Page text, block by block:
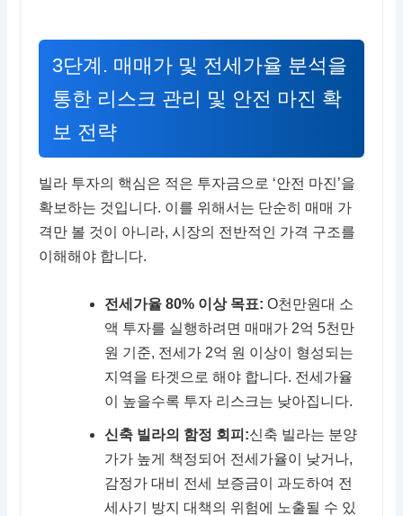
3단계. 매매가 및 전세가율 분석을
통한 리스크 관리 및 안전 마진 확
보 전략
빌라 투자의 핵심은 적은 투자금으로 ‘안전 마진’을
확보하는 것입니다. 이를 위해서는 단순히 매매 가
격만 볼 것이 아니라, 시장의 전반적인 가격 구조를
이해해야 합니다.
전세가율 80% 이상 목표: O천만원대 소
액 투자를 실행하려면 매매가 2억 5천만
원 기준, 전세가 2억 원 이상이 형성되는
지역을 타겟으로 해야 합니다. 전세가율
이 높을수록 투자 리스크는 낮아집니다.
신축 빌라의 함정 회피:신축 빌라는 분양
가가 높게 책정되어 전세가율이 낮거나,
감정가 대비 전세 보증금이 과도하여 전
세사기 방지 대책의 위험에 노출될 수 있